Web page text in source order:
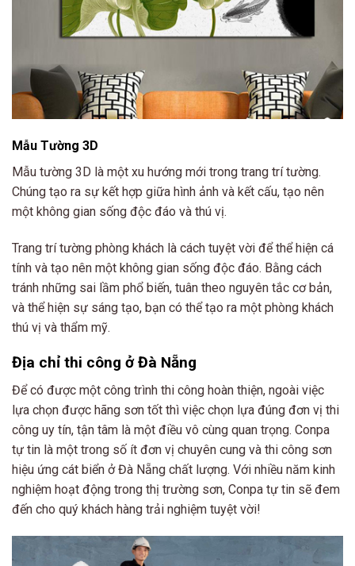
Mẫu Tường 3D
Mẫu tường 3D là một xu hướng mới trong trang trí tường.
Chúng tạo ra sự kết hợp giữa hình ảnh và kết cấu, tạo nên
một không gian sống độc đáo và thú vị.
Trang trí tường phòng khách là cách tuyệt vời để thể hiện cá
tính và tạo nên một không gian sống độc đáo. Bằng cách
tránh những sai lầm phổ biến, tuân theo nguyên tắc cơ bản,
và thể hiện sự sáng tạo, bạn có thể tạo ra một phòng khách
thú vị và thẩm mỹ.
Địa chỉ thi công ở Đà Nẵng
Để có được một công trình thi công hoàn thiện, ngoài việc
lựa chọn được hãng sơn tốt thì việc chọn lựa đúng đơn vị thi
công uy tín, tận tâm là một điều vô cùng quan trọng. Conpa
tự tin là một trong số ít đơn vị chuyên cung và thi công sơn
hiệu ứng cát biển ở Đà Nẵng chất lượng. Với nhiều năm kinh
nghiệm hoạt động trong thị trường sơn, Conpa tự tin sẽ đem
đến cho quý khách hàng trải nghiệm tuyệt vời!